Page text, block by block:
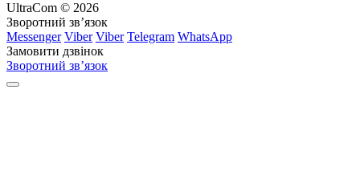
UltraCom © 2026
Зворотний зв’язок
Messenger Viber Viber Telegram WhatsApp
Замовити дзвінок
Зворотний зв’язок